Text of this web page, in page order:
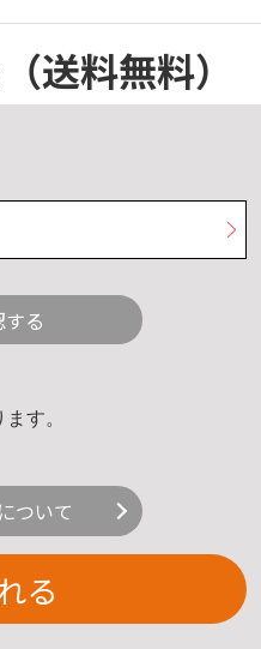
（送料無料）
る
す。
ついて
る